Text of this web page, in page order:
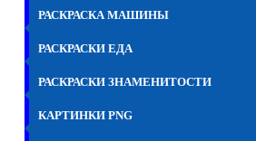
РАСКРАСКА МАШИНЫ
РАСКРАСКИ ЕДА
РАСКРАСКИ ЗНАМЕНИТОСТИ
КАРТИНКИ PNG